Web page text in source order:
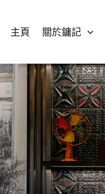
主頁 關於鏞記